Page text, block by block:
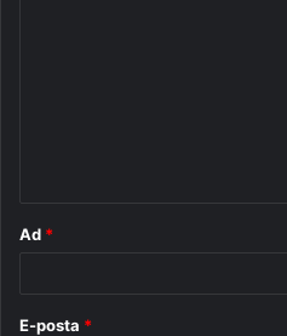
Ad *
E-posta *